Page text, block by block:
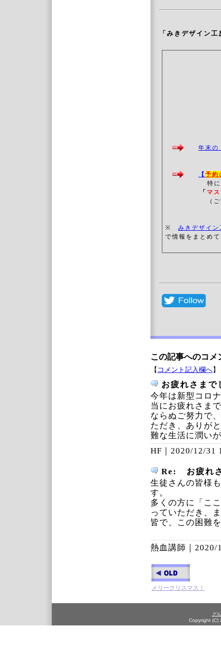
「みきデザイン工
年末
【 予約
特に
「 マ
（
※ みきデザイ
で情報をまとめ
この記事へのコメ
【 コメント記入欄へ】
お疲れさまで
今年は新型コロ
当にお疲れさま
ならぬご努力で
ただき、ありが
難な生活に潤い
HF｜ 2020/12/31
Re: お疲れ
生徒さんの皆様
す。
多くの方に「こ
っていただき、
皆で、この困難
熱血講師｜ 2020/
メリークリスマス！
グ
Copyright (C)